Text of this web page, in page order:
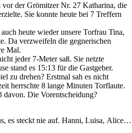
der Grömitzer Nr. 27 Katharina, die
Sie konnte heute bei 7 Treffern
heute wieder unsere Torfrau Tina,
Da verzweifeln die gegnerischen
Mal.
jeder 7-Meter saß. Sie netzte
stand es 15:13 für die Gastgeber.
zu drehen? Erstmal sah es nicht
herrschte 8 lange Minuten Torflaute.
Die Vorentscheidung?
es steckt nie auf. Hanni, Luisa,